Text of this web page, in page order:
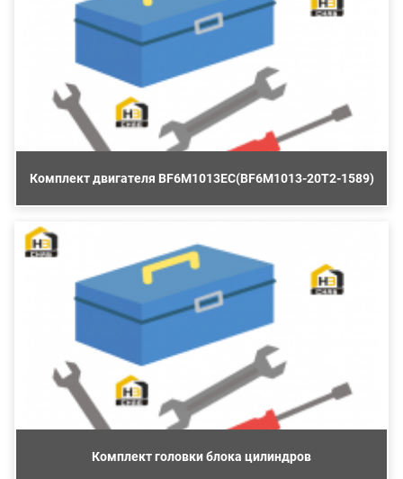
Комплект двигателя BF6M1013EC(BF6M1013-20T2-1589)
Комплект головки блока цилиндров